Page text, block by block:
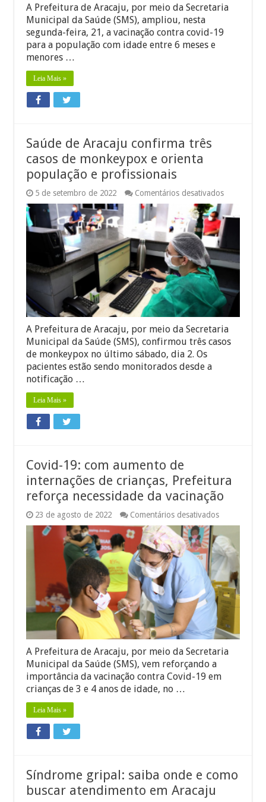
A Prefeitura de Aracaju, por meio da Secretaria
Municipal da Saúde (SMS), ampliou, nesta
segunda-feira, 21, a vacinação contra covid-19
para a população com idade entre 6 meses e
menores …
Leia Mais »
Saúde de Aracaju confirma três
casos de monkeypox e orienta
população e profissionais
5 de setembro de 2022 Comentários desativadosem
Saúde
de
Aracaju
confirma
casos
de
monkeypox
orienta
população
e
A Prefeitura de Aracaju, por meio da Secretaria
Municipal da Saúde (SMS), confirmou três casos
de monkeypox no último sábado, dia 2. Os
pacientes estão sendo monitorados desde a
notificação …
Leia Mais »
Covid-19: com aumento de
internações de crianças, Prefeitura
reforça necessidade da vacinação
23 de agosto de 2022 Comentários desativadosem
Covid-
19:
com
aumento
de
internações
de
crianças,
Prefeitura
reforça
da
vacinação
A Prefeitura de Aracaju, por meio da Secretaria
Municipal da Saúde (SMS), vem reforçando a
importância da vacinação contra Covid-19 em
crianças de 3 e 4 anos de idade, no …
Leia Mais »
Síndrome gripal: saiba onde e como
buscar atendimento em Aracaju